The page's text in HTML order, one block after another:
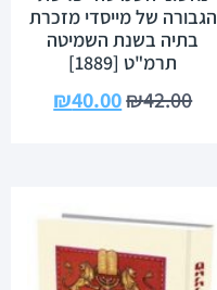
הגבורה של מייסדי מזכרת
בתיה בשנת השמיטה
תרמ"ט [1889]
₪42.00
₪40.00